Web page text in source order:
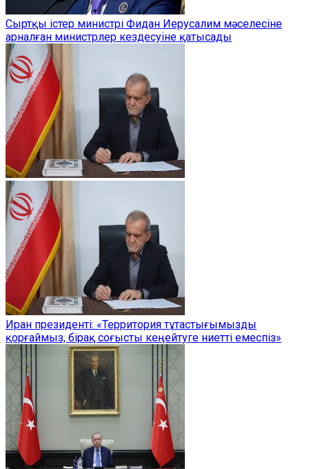
Сыртқы істер министрі Фидан Иерусалим мәселесіне
арналған министрлер кездесуіне қатысады
Иран президенті: «Территория тұтастығымызды
қорғаймыз, бірақ соғысты кеңейтуге ниетті емеспіз»